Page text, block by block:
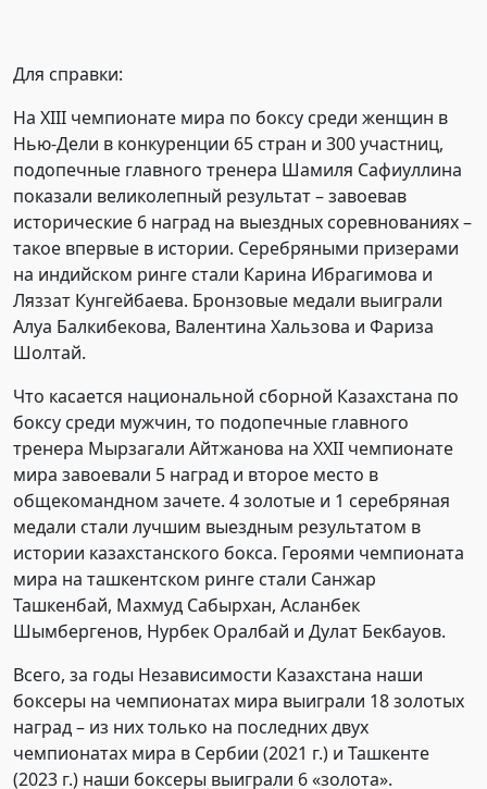
Для справки:
На XIII чемпионате мира по боксу среди женщин в
Нью-Дели в конкуренции 65 стран и 300 участниц,
подопечные главного тренера Шамиля Сафиуллина
показали великолепный результат – завоевав
исторические 6 наград на выездных соревнованиях –
такое впервые в истории. Серебряными призерами
на индийском ринге стали Карина Ибрагимова и
Ляззат Кунгейбаева. Бронзовые медали выиграли
Алуа Балкибекова, Валентина Хальзова и Фариза
Шолтай.
Что касается национальной сборной Казахстана по
боксу среди мужчин, то подопечные главного
тренера Мырзагали Айтжанова на XXII чемпионате
мира завоевали 5 наград и второе место в
общекомандном зачете. 4 золотые и 1 серебряная
медали стали лучшим выездным результатом в
истории казахстанского бокса. Героями чемпионата
мира на ташкентском ринге стали Санжар
Ташкенбай, Махмуд Сабырхан, Асланбек
Шымбергенов, Нурбек Оралбай и Дулат Бекбауов.
Всего, за годы Независимости Казахстана наши
боксеры на чемпионатах мира выиграли 18 золотых
наград – из них только на последних двух
чемпионатах мира в Сербии (2021 г.) и Ташкенте
(2023 г.) наши боксеры выиграли 6 «золота».